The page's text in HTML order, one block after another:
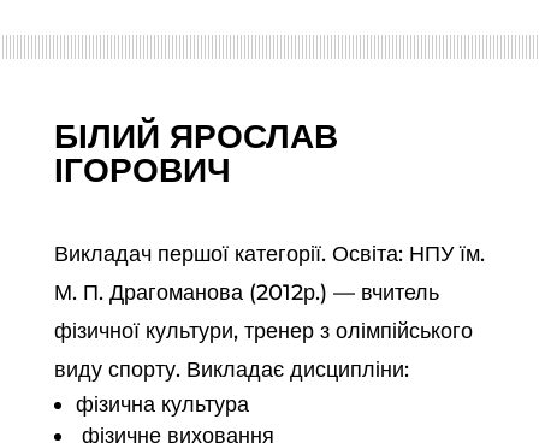
БІЛИЙ ЯРОСЛАВ
ІГОРОВИЧ
Викладач першої категорії. Освіта: НПУ їм.
М. П. Драгоманова (2012р.) — вчитель
фізичної культури, тренер з олімпійського
виду спорту. Викладає дисципліни:
фізична культура
фізичне виховання